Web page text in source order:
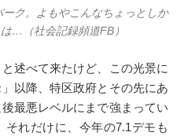
ク。よもやこんなちょっとしか
…（社会記録頻道FB）
述べて来たけど、この光景に
以降、特区政府とその先にあ
最悪レベルにまで強まってい
れだけに、今年の7.1デモも